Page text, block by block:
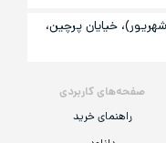
صفحه‌های کاربردی
راهنمای خرید
تهران، شادآباد، خیابان شهید طارمی (۱۷ شهریور)، خیایان پرچین،